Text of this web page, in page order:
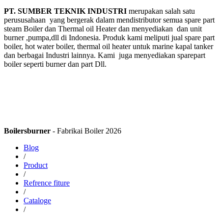
PT. SUMBER TEKNIK INDUSTRI merupakan salah satu
perususahaan yang bergerak dalam mendistributor semua spare part
steam Boiler dan Thermal oil Heater dan menyediakan dan unit
burner ,pumpa,dll di Indonesia. Produk kami meliputi jual spare part
boiler, hot water boiler, thermal oil heater untuk marine kapal tanker
dan berbagai Industri lainnya. Kami juga menyediakan sparepart
boiler seperti burner dan part Dll.
Boilersburner - Fabrikai Boiler 2026
Blog
/
Product
/
Refrence fiture
/
Cataloge
/